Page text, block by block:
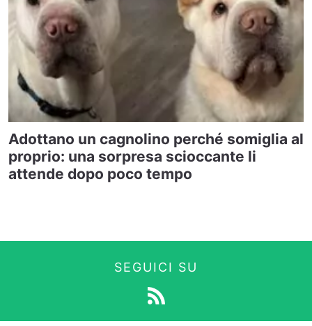
Adottano un cagnolino perché somiglia al
proprio: una sorpresa scioccante li
attende dopo poco tempo
SEGUICI SU